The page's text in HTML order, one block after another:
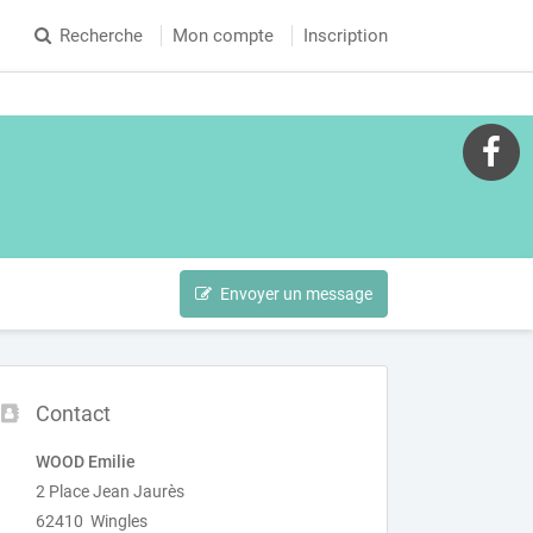
Recherche Mon compte Inscription
Envoyer un message
Contact
WOOD Emilie
2 Place Jean Jaurès
62410 Wingles